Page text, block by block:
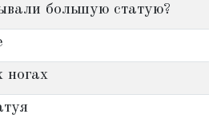
большую статую?
ногах